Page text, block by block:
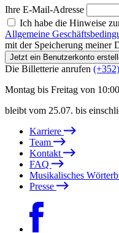
Ihre E-Mail-Adresse
Ich habe die Hinweise
Allgemeine
mit der Speicherung meiner
Jetzt ein Benutzerkonto
Die Billetterie anrufen
Montag bis Freitag von
bleibt vom 25.07. bis
Karriere
Team
Kontakt
FAQ
Musikalisches
Presse